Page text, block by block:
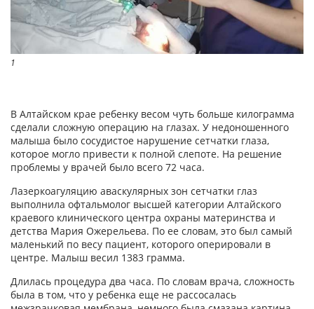
1
В Алтайском крае ребенку весом чуть больше килограмма
сделали сложную операцию на глазах. У недоношенного
малыша было сосудистое нарушение сетчатки глаза,
которое могло привести к полной слепоте. На решение
проблемы у врачей было всего 72 часа.
Лазеркоагуляцию аваскулярных зон сетчатки глаз
выполнила офтальмолог высшей категории Алтайского
краевого клинического центра охраны материнства и
детства Мария Ожерельева. По ее словам, это был самый
маленький по весу пациент, которого оперировали в
центре. Малыш весил 1383 грамма.
Длилась процедура два часа. По словам врача, сложность
была в том, что у ребенка еще не рассосалась